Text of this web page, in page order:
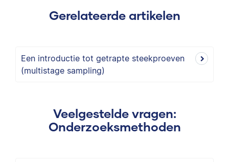
Gerelateerde artikelen
Een introductie tot getrapte steekproeven
(multistage sampling)
Veelgestelde vragen:
Onderzoeksmethoden